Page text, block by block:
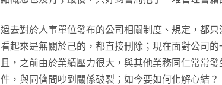
過去對於人事單位發布的公司相關制度、規定，都
看起來是無關於己的，都直接刪除；現在面對公司
且，之前由於業績壓力很大，與其他業務同仁常常
件，與同儕間吵到關係破裂；如今要如何化解心結？